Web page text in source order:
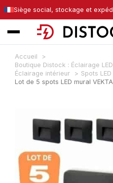
Siège social, stockage et
Accueil
Boutique Distock : Éclairage
Éclairage intérieur
Spots
Lot de 5 spots LED mural